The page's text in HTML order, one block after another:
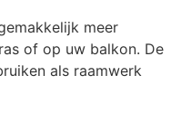
meer
of op uw balkon. De
als raamwerk